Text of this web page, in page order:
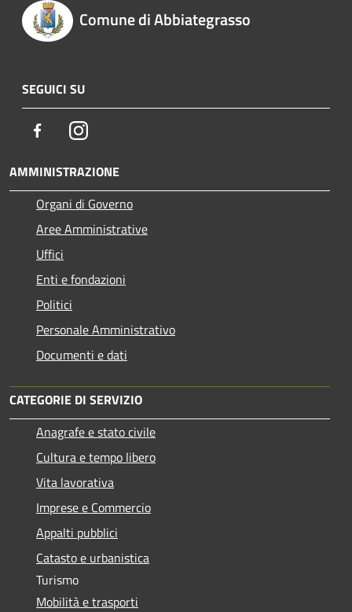
Comune di Abbiategrasso
SEGUICI SU
FacebookInstagram
AMMINISTRAZIONE
Organi di Governo
Aree Amministrative
Uffici
Enti e fondazioni
Politici
Personale Amministrativo
Documenti e dati
CATEGORIE DI SERVIZIO
Anagrafe e stato civile
Cultura e tempo libero
Vita lavorativa
Imprese e Commercio
Appalti pubblici
Catasto e urbanistica
Turismo
Mobilità e trasporti